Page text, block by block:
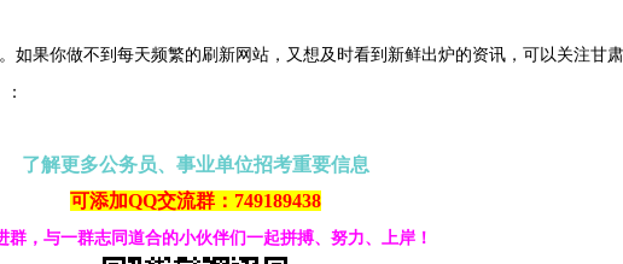
。 如果你做不到每天频繁的刷新网站，又想及时看到新鲜出炉的资讯，可以关注甘
：
了解更多公务员、事业单位招考重要信息
可添加QQ交流群：749189438
群，与一群志同道合的小伙伴们一起拼搏、努力、上岸！